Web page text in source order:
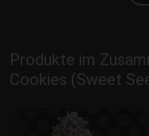
Produkte im
Cookies (Sweet